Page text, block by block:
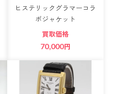
ヒステリックグラマーコラ
ボジャケット
買取価格
70,000円